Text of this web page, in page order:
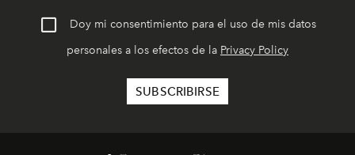
Doy mi consentimiento para el uso de mis datos
personales a los efectos de la Privacy Policy